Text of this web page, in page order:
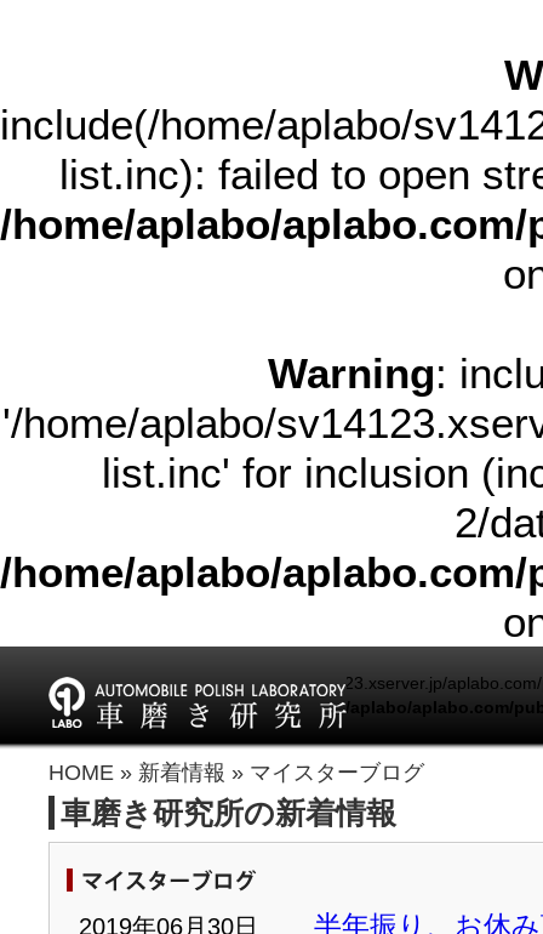
include(/home/aplabo/
list.inc): failed to open
/home/aplabo/
Warning:
'/home/aplabo/
list.inc' for inclusion
2/
/home/aplabo/
Warning: include(/home/aplabo/sv14123.xserver.jp/
/home/aplabo/aplabo.com/
(include_path='.:/opt/php-7.4.33-2/data/pear') in
HOME » 新着情報 » マイスターブログ
車磨き研究所の新着情報
2019年06月30日
半年振り、お休